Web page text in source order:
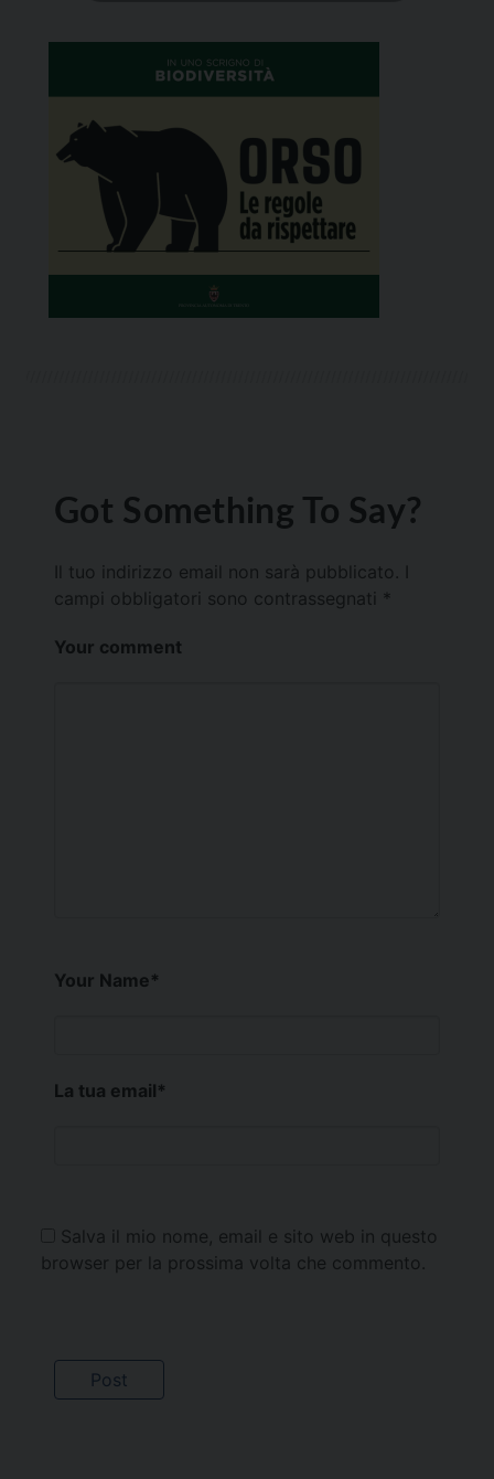
Got Something To Say?
Il tuo indirizzo email non sarà pubblicato.
campi obbligatori sono contrassegnati *
Your comment
Your Name*
La tua email*
Salva il mio nome, email e sito web in questo
browser per la prossima volta che commento.